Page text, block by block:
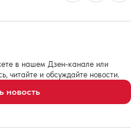
в нашем Дзен-канале или
читайте и обсуждайте новости.
новость